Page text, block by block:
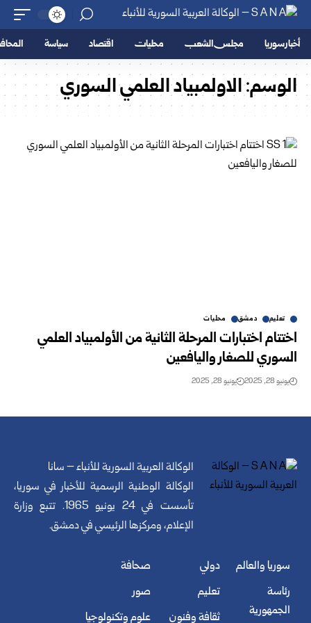
أخبار سوريا مجلس الشعب محليات اقتصاد سياسة
الوسم:الاولمبياد العلمي السوري
تعليم دمشق محليات
اختتام اختبارات المرحلة الثانية من الأولمبياد العلمي
السوري للصغار واليافعين
يونيو 28, 2025 يونيو 28, 2025
الوكالة العربية السورية للأنباء – سانا
الوكالة الوطنية الرسمية للأخبار في سوريا،
تأسست في 24 يونيو 1965. تتبع وزارة
الإعلام، ومركزها الرئيسي في دمشق.
سوريا والعالم
رئاسة
الجمهورية
دولي
تعليم
ثقافة وفنون
صحافة
صور
علوم وتكنولوجيا